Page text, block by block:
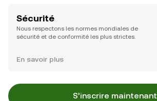
Sécurité
Nous respectons les normes mondiales de
sécurité et de conformité les plus strictes.
En savoir plus
S’inscrire maintenant